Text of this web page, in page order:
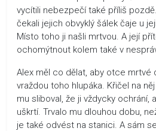
vycítili nebezpečí také příliš
čekali jejich obvyklý šálek čaje u
Místo toho ji našli mrtvou. A její
ochomýtnout kolem také v
Alex měl co dělat, aby otce mrtvé
vraždou toho hlupáka. Křičel na
mu sliboval, že ji vždycky ochrání,
uškrtí. Trvalo mu dlouhou dobu,
je také odvést na stanici. A sám